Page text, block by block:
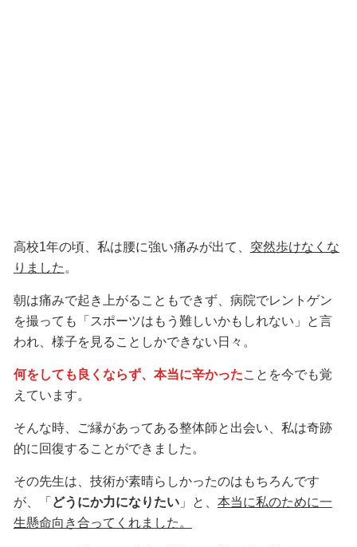
高校1年の頃、私は腰に強い痛みが出て、 突然歩けなくな
りました 。
朝は痛みで起き上がることもできず、病院でレントゲン
を撮っても「スポーツはもう難しいかもしれない」と言
われ、様子を見ることしかできない日々。
何をしても良くならず、本当に辛かったことを今でも覚
えています。
そんな時、ご縁があってある整体師と出会い、私は奇跡
的に回復することができました。
その先生は、技術が素晴らしかったのはもちろんです
が、「どうにか力になりたい」と、 本当に私のために一
生懸命向き合ってくれました。